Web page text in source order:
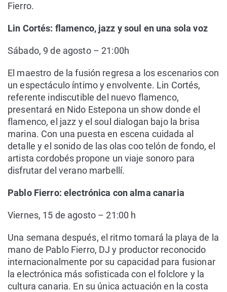
Fierro.
Lin Cortés: flamenco, jazz y soul en una sola voz
Sábado, 9 de agosto – 21:00h
El maestro de la fusión regresa a los escenarios con
un espectáculo íntimo y envolvente. Lin Cortés,
referente indiscutible del nuevo flamenco,
presentará en Nido Estepona un show donde el
flamenco, el jazz y el soul dialogan bajo la brisa
marina. Con una puesta en escena cuidada al
detalle y el sonido de las olas coo telón de fondo, el
artista cordobés propone un viaje sonoro para
disfrutar del verano marbellí.
Pablo Fierro: electrónica con alma canaria
Viernes, 15 de agosto – 21:00 h
Una semana después, el ritmo tomará la playa de la
mano de Pablo Fierro, DJ y productor reconocido
internacionalmente por su capacidad para fusionar
la electrónica más sofisticada con el folclore y la
cultura canaria. En su única actuación en la costa